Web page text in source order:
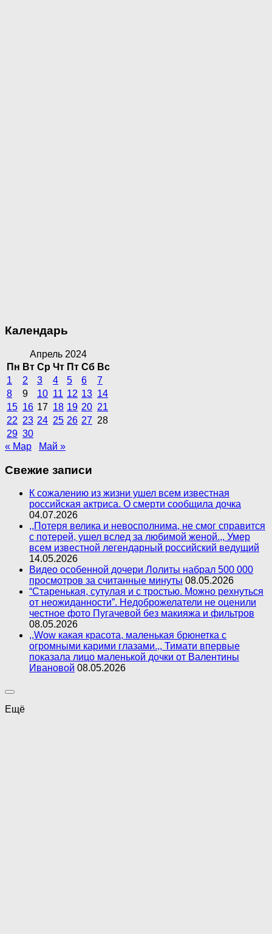
Календарь
Апрель 2024
Пн Вт Ср Чт Пт Сб Вс
1
2 3 4 5 6
7
8
9 10 11 12 13 14
15 16 17 18 19 20 21
22 23 24 25 26 27 28
29 30
« Мар
Май »
Свежие записи
К сожалению из жизни ушел всем известная
российская актриса. О смерти сообщила дочка
04.07.2026
,,Потеря велика и невосполнима, не смог справится
с потерей, ушел вслед за любимой женой.,, Умер
всем известной легендарный российский ведущий
14.05.2026
Видео особенной дочери Лолиты набрал 500 000
просмотров за считанные минуты 08.05.2026
“Старенькая, сутулая и с тростью. Можно рехнуться
от неожиданности”. Недоброжелатели не оценили
честное фото Пугачевой без макияжа и фильтров
08.05.2026
,,Wow какая красота, маленькая брюнетка с
огромными карими глазами.,, Тимати впервые
показала лицо маленькой дочки от Валентины
Ивановой 08.05.2026
Ещё